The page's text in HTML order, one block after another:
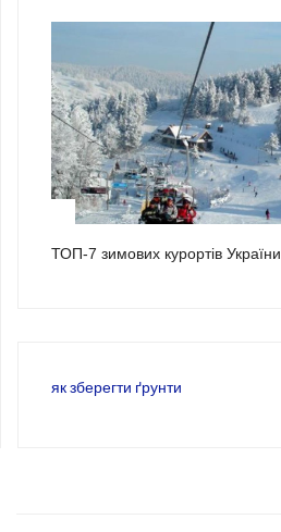
ТОП-7 зимових курортів України
як зберегти ґрунти